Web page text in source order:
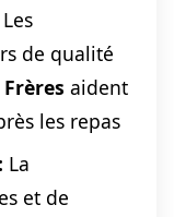
Les
de qualité
aident
les repas
La
et de